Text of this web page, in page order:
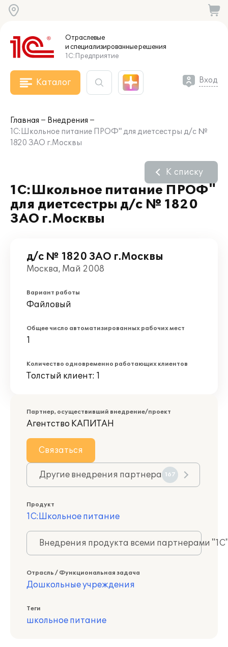
Отраслевые
и специализированныерешения
1С:Предприятие
Каталог Вход
Главная
Внедрения
1С:Школьное питание ПРОФ" для диетсестры д/с №
1820 ЗАО г.Москвы
1С:Школьное питание ПРОФ"
для диетсестры д/с № 1820
ЗАО г.Москвы
К списку
д/с № 1820 ЗАО г.Москвы
Москва, Май 2008
Вариант работы
Файловый
Общее число автоматизированных рабочих мест
1
Количество одновременно работающих клиентов
Толстый клиент: 1
Партнер, осуществивший внедрение/проект
Агентство КАПИТАН
Связаться
Другие внедрения партнера 167
Продукт
1С:Школьное питание
Внедрения продукта всеми партнерами
Отрасль / Функциональная задача
Дошкольные учреждения
Теги
школьное питание